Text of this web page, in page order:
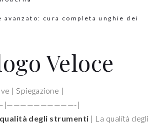
avanzato: cura completa unghie dei
Veloce
| Spiegazione |
|
degli strumenti | La qualità degli